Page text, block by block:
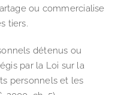
ou commercialise
tiers.
détenus ou
par la Loi sur la
personnels et les